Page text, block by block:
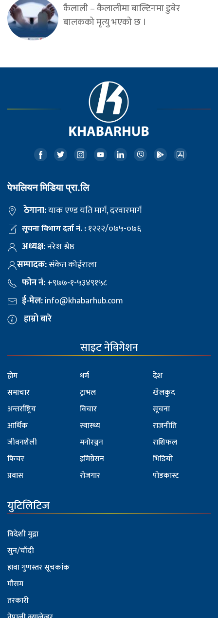
कैलाली – कैलालीमा बाल्टिनमा डुबेर
बालकको मृत्यु भएको छ ।
पेभलियन मिडिया प्रा.लि
ठेगाना:याक एण्ड यति मार्ग, दरवारमार्ग
सूचना विभाग दर्ता नं. :१२२२/०७५-०७६
अध्यक्ष:नरेश श्रेष्ठ
सम्पादक:संकेत कोईराला
फोन नं:+९७७-१-५३४९१५८
ई-मेल:info@khabarhub.com
हाम्रो बारे
साइट नेविगेशन
होम
समाचार
अन्तर्राष्ट्रिय
आर्थिक
जीवनशैली
फिचर
प्रवास
धर्म
ट्राभल
विचार
स्वास्थ्य
मनोरञ्जन
इमिग्रेसन
रोजगार
देश
खेलकुद
सूचना
राजनीति
राशिफल
भिडियो
पोडकास्ट
युटिलिटिज
विदेशी मुद्रा
सुन/चाँदी
हावा गुणस्तर सूचकांक
मौसम
तरकारी